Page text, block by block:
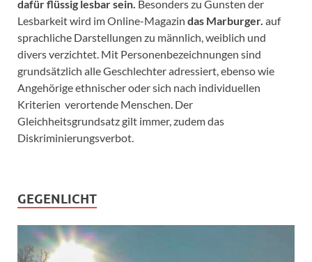
dafür flüssig lesbar sein. Besonders zu Gunsten der
Lesbarkeit wird im Online-Magazin das Marburger. auf
sprachliche Darstellungen zu männlich, weiblich und
divers verzichtet. Mit Personenbezeichnungen sind
grundsätzlich alle Geschlechter adressiert, ebenso wie
Angehörige ethnischer oder sich nach individuellen
Kriterien verortende Menschen. Der
Gleichheitsgrundsatz gilt immer, zudem das
Diskriminierungsverbot.
GEGENLICHT